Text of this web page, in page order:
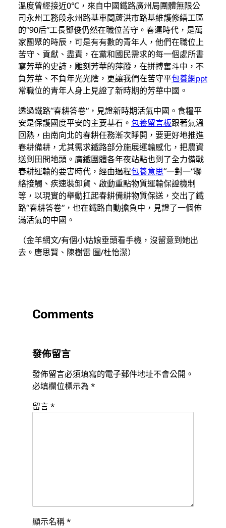
溫度曾經接近0℃，來自中國鐵路廣州局團體無限公
司永州工務段永州路基車間蘆洪市路基維護修繕工區
的“90后”工長鄧俊仍然在職位苦守。春運時代，是萬
家團聚的時辰，可是有有數的青年人，他們在職位上
苦守、貢獻、盡責，在黨和國民需求的每一個處所書
寫芳華的史詩，雕刻芳華的萍蹤，在拼搏奮斗中，不
負芳華、不負年光光陰，更讓我們在苦守平包養網ppt
常職位的青年人身上見證了新時期的芳華中國。
透過鐵路“春耕答卷”，見證新時期活氣中國。食糧平
安是保護國度平安的主要基石。 包養留言板跟著氣溫
回熱，由南向北的春耕任務漸次睜開，要更好地推進
春耕備耕，尤其需求鐵路部分施展運輸感化，把農資
送到田間地頭。廣鐵團體各年夜站點也到了全力備戰
春耕運輸的要害時代，經由過程包養意思“一對一”聯
絡接觸、疾速裝卸貨、啟動重點物質運輸保證機制
等，以現實的舉動扛起春耕備耕物質保送，交出了鐵
路“春耕答卷”，也在鐵路自動擔負中，見證了一個佈
滿活氣的中國。
（金羊網文/有個小姑娘垂頭看手機，沒留意到她出
去。唐思賢、陳樹雷 圖/杜怡潔）
Comments
發佈留言
發佈留言必須填寫的電子郵件地址不會公開。
必填欄位標示為 *
留言 *
顯示名稱 *